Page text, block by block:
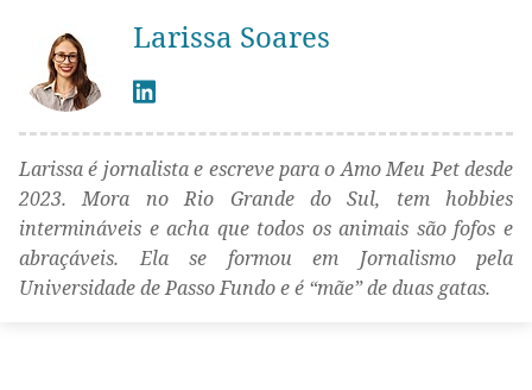
Larissa Soares
Larissa é jornalista e escreve para o Amo Meu Pet desde
2023. Mora no Rio Grande do Sul, tem hobbies
intermináveis e acha que todos os animais são fofos e
abraçáveis. Ela se formou em Jornalismo pela
Universidade de Passo Fundo e é “mãe” de duas gatas.